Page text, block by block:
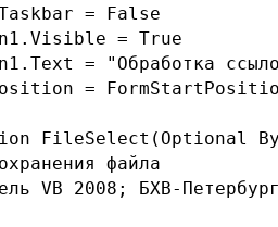
= False
= True
= "Обработка
=
FileSelect(Optional
файла
VB 2008; БХВ-